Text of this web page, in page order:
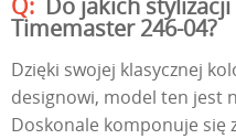
Do jakich
Timemaster 246-04?
Dzięki swojej klasycznej
designowi, model ten jest
Doskonale komponuje się